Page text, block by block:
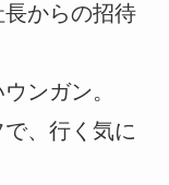
からの招待
ンガン。
、行く気に